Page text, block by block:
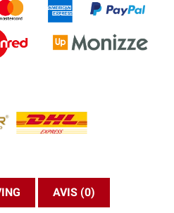
AVIS (0)